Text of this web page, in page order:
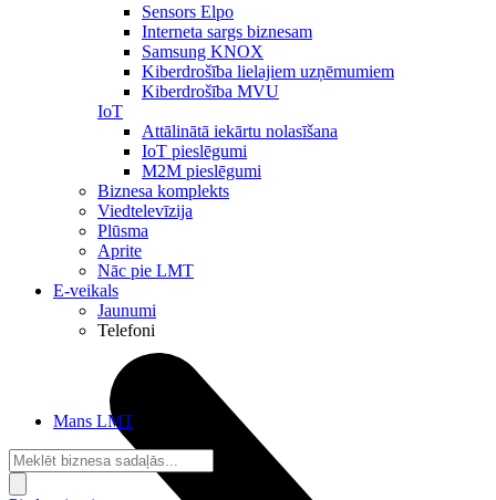
Sensors Elpo
Interneta sargs biznesam
Samsung KNOX
Kiberdrošība lielajiem uzņēmumiem
Kiberdrošība MVU
IoT
Attālinātā iekārtu nolasīšana
IoT pieslēgumi
M2M pieslēgumi
Biznesa komplekts
Viedtelevīzija
Plūsma
Aprite
Nāc pie LMT
E-veikals
Jaunumi
Telefoni
Mans LMT